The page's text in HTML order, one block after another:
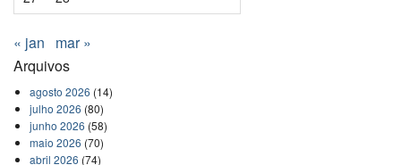
« jan
mar »
Arquivos
agosto 2026 (14)
julho 2026 (80)
junho 2026 (58)
maio 2026 (70)
abril 2026 (74)